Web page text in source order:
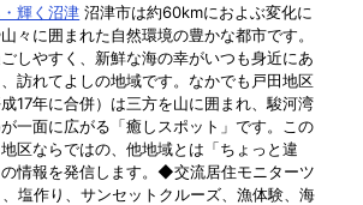
輝く沼津 沼津市は約60kmにおよぶ変化に
々に囲まれた自然環境の豊かな都市です。
しやすく、新鮮な海の幸がいつも身近にあ
訪れてよしの地域です。なかでも戸田地区
成17年に合併）は三方を山に囲まれ、駿河湾
一面に広がる「癒しスポット」です。この
区ならではの、他地域とは「ちょっと違
情報を発信します。◆交流居住モニターツ
塩作り、サンセットクルーズ、漁体験、海